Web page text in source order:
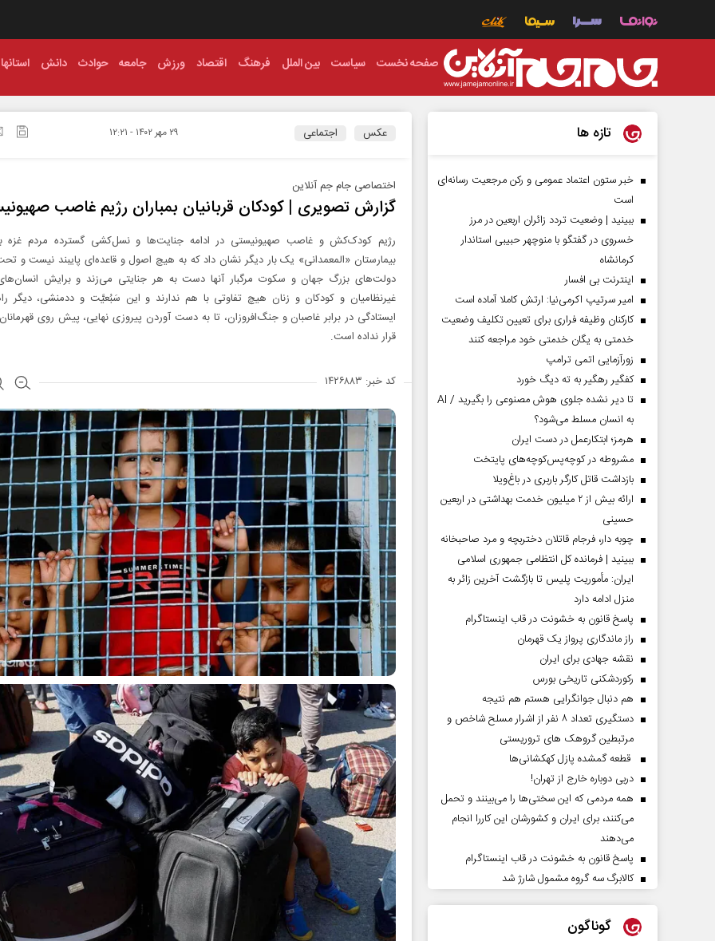
صفحه نخست سیاست بین الملل فرهنگ اقتصاد ورزش جامعه حوادث دانش استانها
عکس اجتماعی ۲۹ مهر ۱۴۰۲ - ۱۲:۲۱
اختصاصی جام جم آنلاین
گزارش تصویری | کودکان قربانیان بمباران رژیم غاصب
رژیم کودک‌کش و غاصب صهیونیستی در ادامه جنایت‌ها و نسل‌کشی گسترده مردم غزه با
بیمارستان «المعمدانی» یک‌ بار دیگر نشان داد که به هیچ اصول و قاعده‌ای پایبند نیست و
دولت‌های بزرگ جهان و سکوت مرگبار آنها دست به هر جنایتی می‌زند و برایش انسان‌های
غیرنظامیان و کودکان و زنان هیچ تفاوتی با هم ندارند و این سَبُعیَّت و ددمنشی، دیگر
ایستادگی در برابر غاصبان و جنگ‌افروزان، تا به‌ دست‌ آوردن پیروزی نهایی، پیش روی
قرار نداده است.
کد خبر: ۱۴۲۶۸۸۳
تازه ها
خبر ستون اعتماد عمومی و رکن مرجعیت رسانه‌ای
است
ببینید | وضعیت تردد زائران اربعین در مرز
خسروی در گفتگو با منوچهر حبیبی استاندار
کرمانشاه
اینترنت بی افسار
امیر سرتیپ اکرمی‌نیا: ارتش کاملا آماده است
کارکنان وظیفه فراری برای تعیین تکلیف وضعیت
خدمتی به یگان خدمتی خود مراجعه کنند
زورآزمایی اتمی ترامپ
کفگیر رهگیر به ته دیگ خورد
تا دیر نشده جلوی هوش مصنوعی را بگیرید / AI
به انسان مسلط می‌شود؟
هرمز؛ ابتکارعمل در دست ایران
مشروطه در کوچه‌پس‌کوچه‌های پایتخت
بازداشت قاتل کارگر باربری در باغ‌ویلا
ارائه بیش از ۲ میلیون خدمت بهداشتی در اربعین
حسینی
چوبه دار، فرجام قاتلان دختربچه و مرد صاحبخانه
ببینید | فرمانده کل انتظامی جمهوری اسلامی
ایران­: مأموریت پلیس تا بازگشت آخرین زائر به
منزل ادامه دارد
پاسخ قانون به خشونت در قاب اینستاگرام
راز ماندگاری پرواز یک قهرمان
نقشه جهادی برای ایران
رکوردشکنی تاریخی بورس
هم دنبال جوانگرایی هستم هم نتیجه
دستگیری تعداد ۸ نفر از اشرار مسلح شاخص و
مرتبطین گروهک های تروریستی
قطعه گمشده پازل کهکشانی‌ها
دربی دوباره خارج از تهران!
همه مردمی که این سختی‌ها را می‌بینند و تحمل
می‌کنند، برای ایران و کشورشان این کاررا انجام
می‌دهند
پاسخ قانون به خشونت در قاب اینستاگرام
کالابرگ سه گروه مشمول شارژ شد
گوناگون